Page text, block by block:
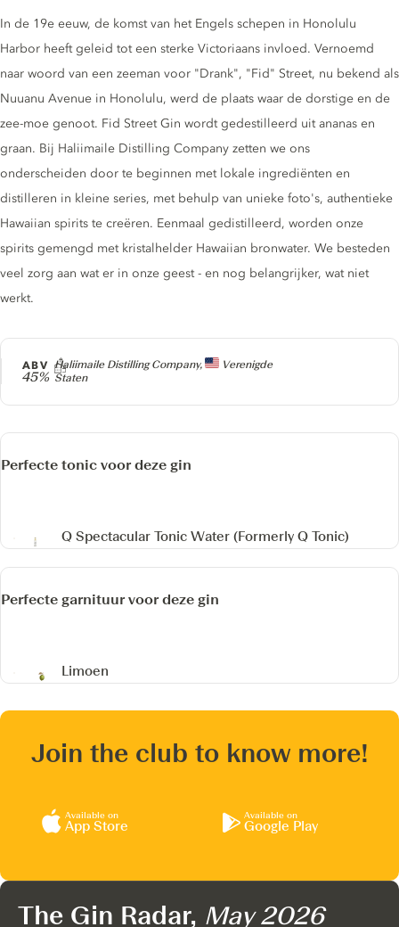
Producer
Haliimaile Distilling Company,
Verenigde
Staten
ABV
45%
Gin description
In de 19e eeuw, de komst van het Engels schepen in Honolulu
Harbor heeft geleid tot een sterke Victoriaans invloed. Vernoemd
naar woord van een zeeman voor "Drank", "Fid" Street, nu bekend als
Nuuanu Avenue in Honolulu, werd de plaats waar de dorstige en de
zee-moe genoot. Fid Street Gin wordt gedestilleerd uit ananas en
graan. Bij Haliimaile Distilling Company zetten we ons
onderscheiden door te beginnen met lokale ingrediënten en
distilleren in kleine series, met behulp van unieke foto's, authentieke
Hawaiian spirits te creëren. Eenmaal gedistilleerd, worden onze
spirits gemengd met kristalhelder Hawaiian bronwater. We besteden
veel zorg aan wat er in onze geest - en nog belangrijker, wat niet
werkt.
Perfecte tonic voor deze gin
Q Spectacular Tonic Water (Formerly Q Tonic)
Perfecte garnituur voor deze gin
Limoen
Join the club to know more!
Available on
App Store
Available on
Google Play
The Gin Radar, May 2026